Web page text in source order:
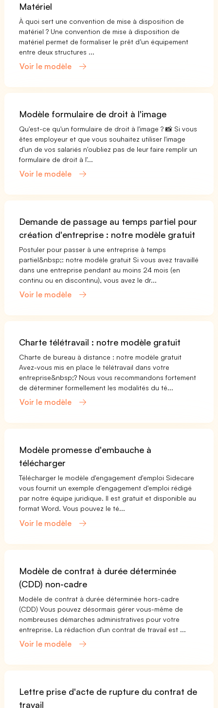
Matériel
À quoi sert une convention de mise à disposition de
matériel ? Une convention de mise à disposition de
matériel permet de formaliser le prêt d’un équipement
entre deux structures ...
Voir le modèle
Modèle formulaire de droit à l'image
Qu'est-ce qu'un formulaire de droit à l'image ? 📸 Si vous
êtes employeur et que vous souhaitez utiliser l'image
d'un de vos salariés n'oubliez pas de leur faire remplir un
formulaire de droit à l'...
Voir le modèle
Demande de passage au temps partiel pour
création d'entreprise : notre modèle gratuit
Postuler pour passer à une entreprise à temps
partiel&nbsp;: notre modèle gratuit Si vous avez travaillé
dans une entreprise pendant au moins 24 mois (en
continu ou en discontinu), vous avez le dr...
Voir le modèle
Charte télétravail : notre modèle gratuit
Charte de bureau à distance : notre modèle gratuit
Avez-vous mis en place le télétravail dans votre
entreprise&nbsp;? Nous vous recommandons fortement
de déterminer formellement les modalités du té...
Voir le modèle
Modèle promesse d'embauche à
télécharger
Télécharger le modèle d'engagement d'emploi Sidecare
vous fournit un exemple d'engagement d'emploi rédigé
par notre équipe juridique. Il est gratuit et disponible au
format Word. Vous pouvez le té...
Voir le modèle
Modèle de contrat à durée déterminée
(CDD) non-cadre
Modèle de contrat à durée déterminée hors-cadre
(CDD) Vous pouvez désormais gérer vous-même de
nombreuses démarches administratives pour votre
entreprise. La rédaction d'un contrat de travail est ...
Voir le modèle
Lettre prise d'acte de rupture du contrat de
travail